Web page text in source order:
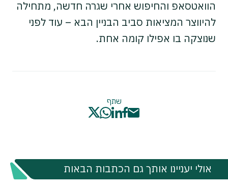
הוואטסאפ והחיפוש אחרי שגרה חדשה, מתחילה
להיווצר המציאות סביב הבניין הבא – עוד לפני
שנוצקה בו אפילו קומה אחת.
שתף
אולי יעניינו אותך גם הכתבות הבאות